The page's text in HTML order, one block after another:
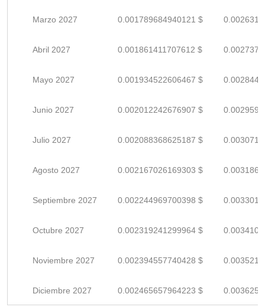
Marzo 2027 0.001789684940121 $
Abril 2027 0.001861411707612 $
Mayo 2027 0.001934522606467 $
Junio 2027 0.002012242676907 $
Julio 2027 0.002088368625187 $
Agosto 2027 0.002167026169303 $
Septiembre 2027 0.002244969700398 $
Octubre 2027 0.002319241299964 $
Noviembre 2027 0.002394557740428 $
Diciembre 2027 0.002465657964223 $